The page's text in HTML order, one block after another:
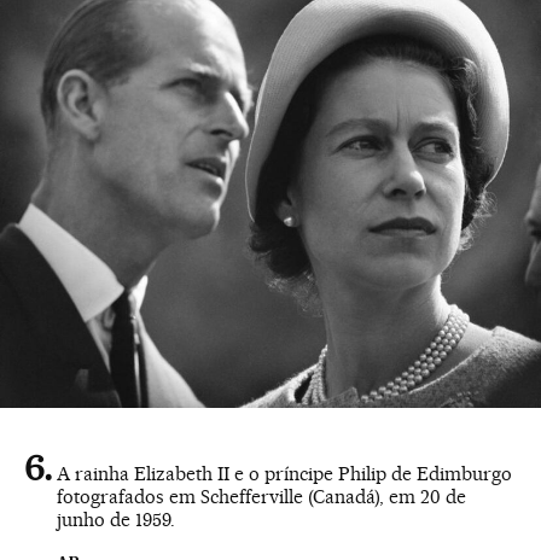
A rainha Elizabeth II e o príncipe Philip de Edimburgo
fotografados em Schefferville (Canadá), em 20 de
junho de 1959.